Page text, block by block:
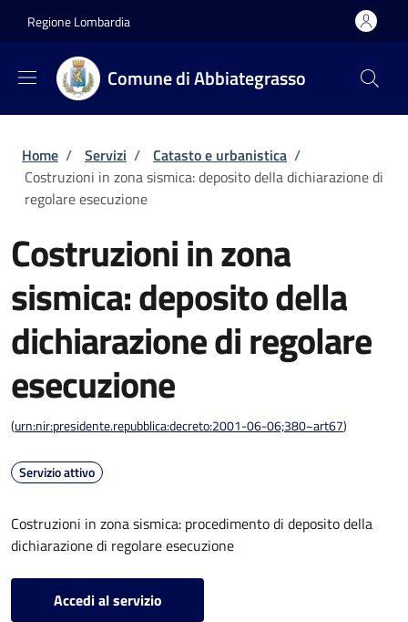
Regione Lombardia
Comune di Abbiategrasso
Briciole di pane
Home / Servizi / Catasto e urbanistica /
Costruzioni in zona sismica: deposito della dichiarazione di
regolare esecuzione
Costruzioni in zona
sismica: deposito della
dichiarazione di regolare
esecuzione
(urn:nir:presidente.repubblica:decreto:2001-06-06;380~art67)
Servizio attivo
Costruzioni in zona sismica: procedimento di deposito della
dichiarazione di regolare esecuzione
Accedi al servizio